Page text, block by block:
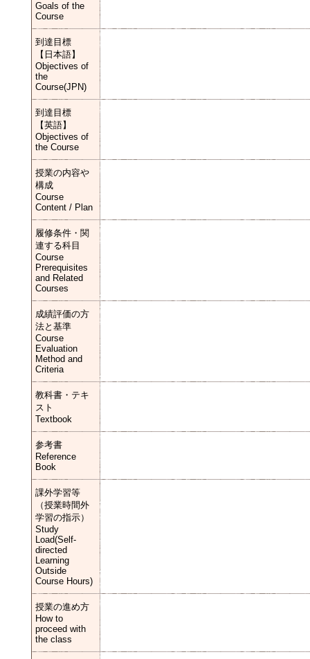
Goals of the
Course
到達目標
【日本語】
Objectives of
the
Course(JPN)
到達目標
【英語】
Objectives of
the Course
授業の内容や
構成
Course
Content / Plan
履修条件・関
連する科目
Course
Prerequisites
and Related
Courses
成績評価の方
法と基準
Course
Evaluation
Method and
Criteria
教科書・テキ
スト
Textbook
参考書
Reference
Book
課外学習等
（授業時間外
学習の指示）
Study
Load(Self-
directed
Learning
Outside
Course Hours)
授業の進め方
How to
proceed with
the class